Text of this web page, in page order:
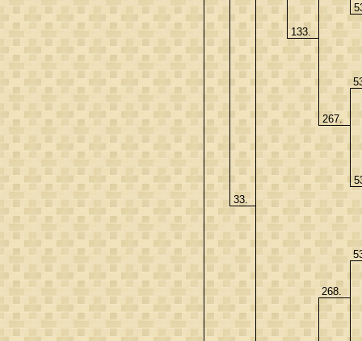
33.
133.
267.
268.